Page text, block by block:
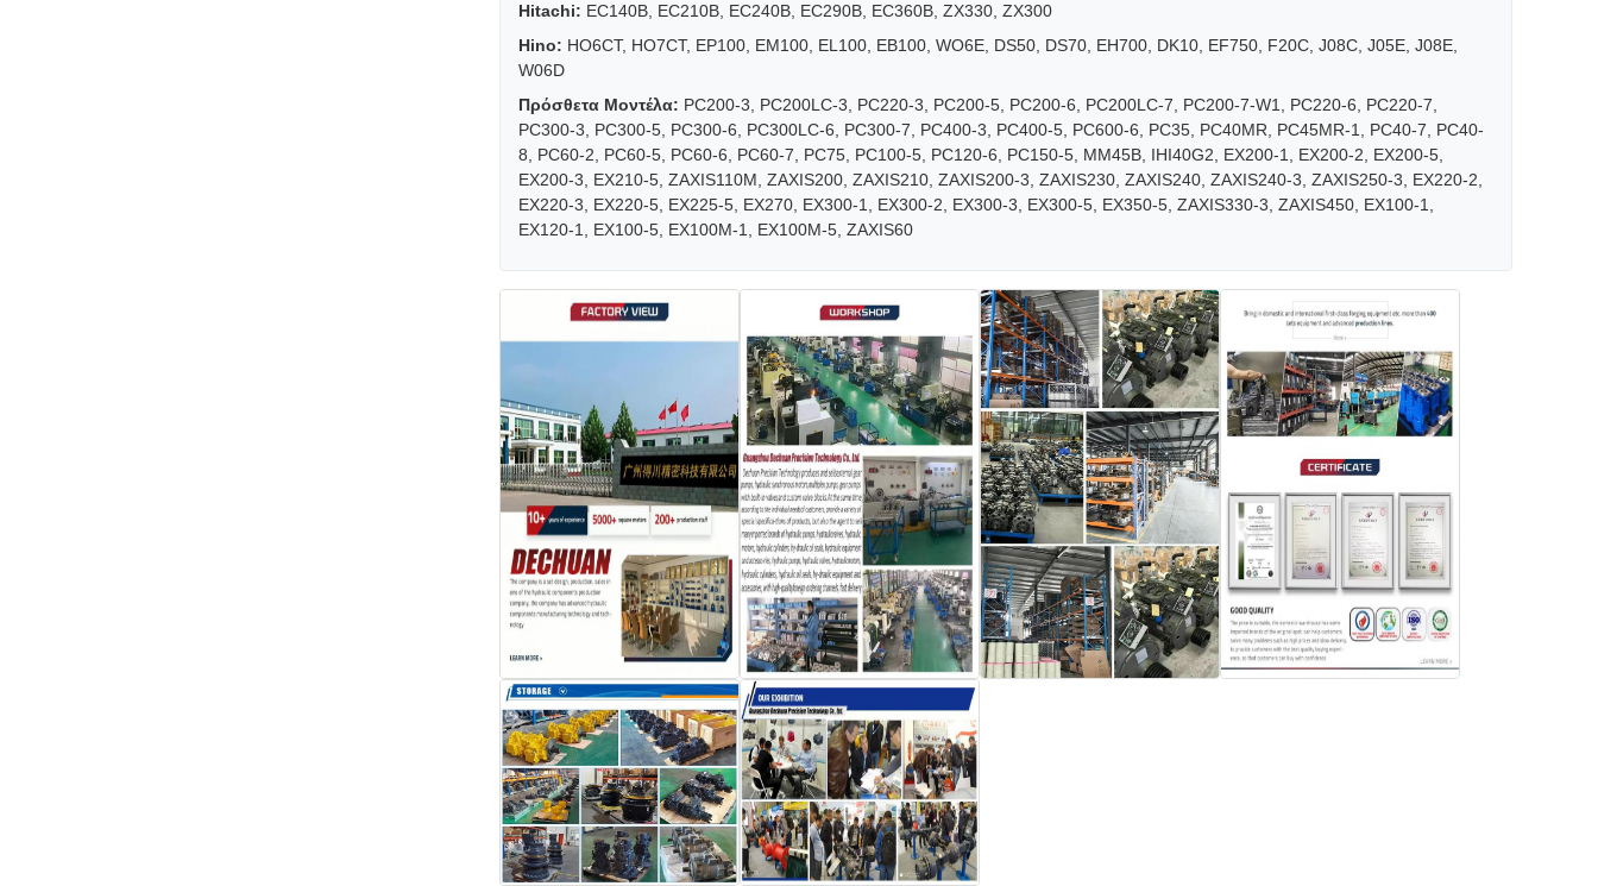
Hitachi: EC140B, EC210B, EC240B, EC290B, EC360B, ZX330, ZX300
Hino: HO6CT, HO7CT, EP100, EM100, EL100, EB100, WO6E, DS50, DS70, EH700, DK10, EF750, F20C, J08C, J05E, J08E,
W06D
Πρόσθετα Μοντέλα: PC200-3, PC200LC-3, PC220-3, PC200-5, PC200-6, PC200LC-7, PC200-7-W1, PC220-6, PC220-7,
PC300-3, PC300-5, PC300-6, PC300LC-6, PC300-7, PC400-3, PC400-5, PC600-6, PC35, PC40MR, PC45MR-1, PC40-7, PC40-
8, PC60-2, PC60-5, PC60-6, PC60-7, PC75, PC100-5, PC120-6, PC150-5, MM45B, IHI40G2, EX200-1, EX200-2, EX200-5,
EX200-3, EX210-5, ZAXIS110M, ZAXIS200, ZAXIS210, ZAXIS200-3, ZAXIS230, ZAXIS240, ZAXIS240-3, ZAXIS250-3, EX220-2,
EX220-3, EX220-5, EX225-5, EX270, EX300-1, EX300-2, EX300-3, EX300-5, EX350-5, ZAXIS330-3, ZAXIS450, EX100-1,
EX120-1, EX100-5, EX100M-1, EX100M-5, ZAXIS60